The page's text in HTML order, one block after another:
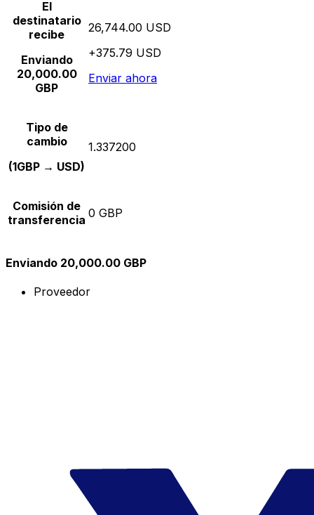
El
destinatario
recibe
Enviando
20,000.00
GBP
26,744.00 USD
+375.79 USD
Enviar ahora
Tipo de
cambio
(1GBP → USD)
1.337200
Comisión de
transferencia 0 GBP
Enviando 20,000.00 GBP
Proveedor